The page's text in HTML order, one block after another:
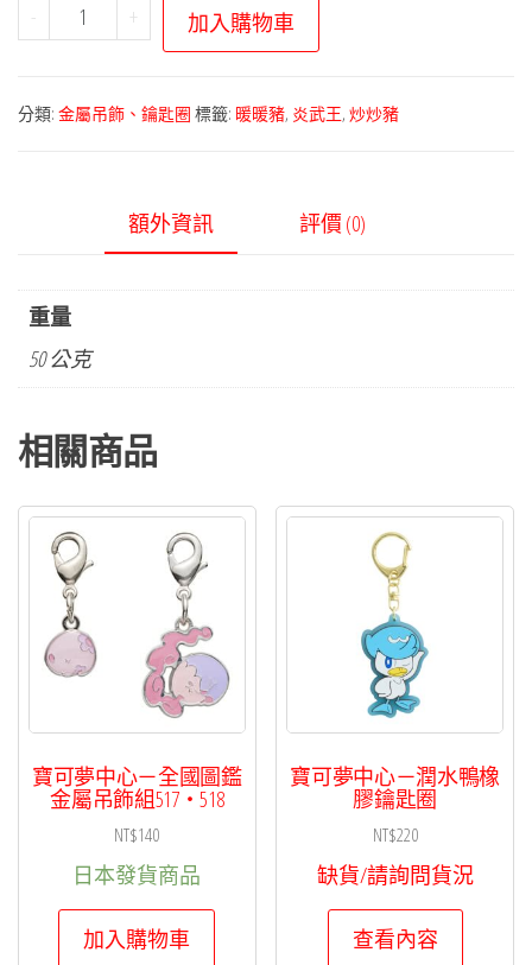
-
可
中
鑑
屬
飾
組
498・
499・
500
數
量
+ 加入購物車
分類: 金屬吊飾、鑰匙圈 標籤: 暖暖豬, 炎武王, 炒炒豬
額外資訊 評價 (0)
重量
50 公克
相關商品
寶可夢中心－全國圖鑑
金屬吊飾組517・518
NT$140
日本發貨商品
加入購物車
寶可夢中心－潤水鴨橡
膠鑰匙圈
NT$220
缺貨/請詢問貨況
查看內容